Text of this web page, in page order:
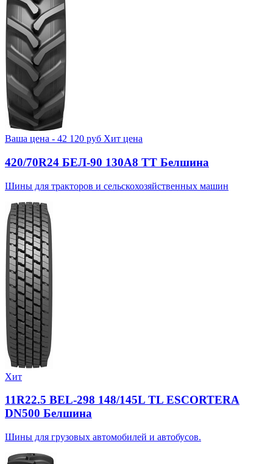
Ваша цена - 42 120 руб Хит цена
420/70R24 БЕЛ-90 130А8 TT Белшина
Шины для тракторов и сельскохозяйственных машин
Хит
11R22.5 BEL-298 148/145L TL ESCORTERA
DN500 Белшина
Шины для грузовых автомобилей и автобусов.